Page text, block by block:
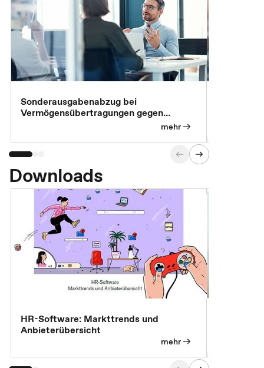
Sonderausgabenabzug bei
Vermögensübertragungen gegen
mehr
Downloads
HR-Software: Markttrends und
Anbieterübersicht
mehr